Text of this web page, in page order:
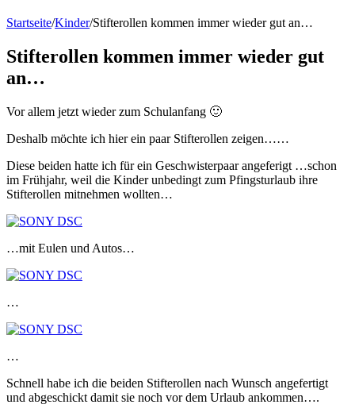
Startseite/Kinder/Stifterollen kommen immer wieder gut an…
Stifterollen kommen immer wieder gut
an…
Vor allem jetzt wieder zum Schulanfang 🙂
Deshalb möchte ich hier ein paar Stifterollen zeigen……
Diese beiden hatte ich für ein Geschwisterpaar angeferigt …schon
im Frühjahr, weil die Kinder unbedingt zum Pfingsturlaub ihre
Stifterollen mitnehmen wollten…
…mit Eulen und Autos…
…
…
Schnell habe ich die beiden Stifterollen nach Wunsch angefertigt
und abgeschickt damit sie noch vor dem Urlaub ankommen….